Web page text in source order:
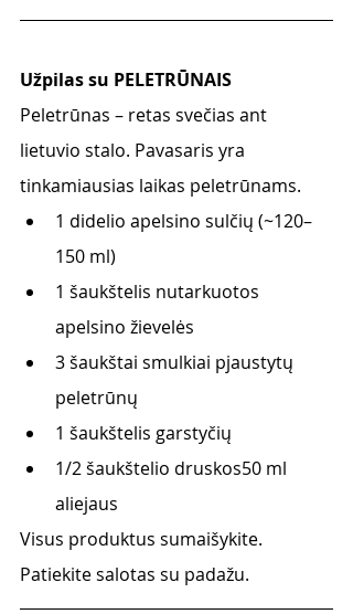
Užpilas su PELETRŪNAIS
Peletrūnas – retas svečias ant
lietuvio stalo. Pavasaris yra
tinkamiausias laikas peletrūnams.
1 didelio apelsino sulčių (~120–
150 ml)
1 šaukštelis nutarkuotos
apelsino žievelės
3 šaukštai smulkiai pjaustytų
peletrūnų
1 šaukštelis garstyčių
1/2 šaukštelio druskos50 ml
aliejaus
Visus produktus sumaišykite.
Patiekite salotas su padažu.